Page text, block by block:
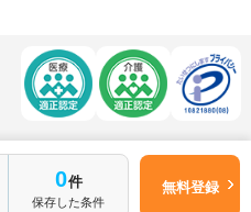
0件
保存した条件
無料登録
ビ薬剤師│マイナビ保育士
サイトマップ│お問い合わせ